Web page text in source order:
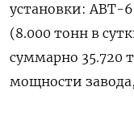
установки: АВТ-
(8.000 тонн в
суммарно 35.720
мощности